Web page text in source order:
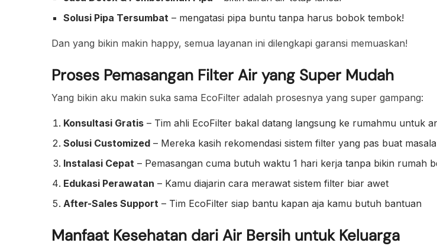
Solusi Pipa Tersumbat – mengatasi pipa buntu tanpa harus bobok tembok!
Dan yang bikin makin happy, semua layanan ini dilengkapi garansi memuaskan!
Proses Pemasangan Filter Air yang Super Mudah
Yang bikin aku makin suka sama EcoFilter adalah prosesnya yang super gampang:
Konsultasi Gratis – Tim ahli EcoFilter bakal datang langsung ke rumahmu untuk
Solusi Customized – Mereka kasih rekomendasi sistem filter yang pas buat
Instalasi Cepat – Pemasangan cuma butuh waktu 1 hari kerja tanpa bikin rumah
Edukasi Perawatan – Kamu diajarin cara merawat sistem filter biar awet
After-Sales Support – Tim EcoFilter siap bantu kapan aja kamu butuh bantuan
Manfaat Kesehatan dari Air Bersih untuk Keluarga